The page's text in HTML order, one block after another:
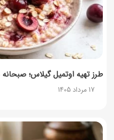
طرز تهیه اوتمیل گیلاس؛
17 مرداد 1405
16 مرداد 1405